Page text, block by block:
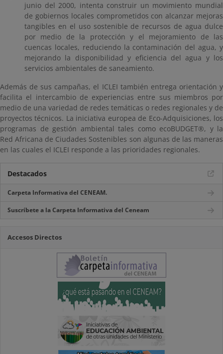
junio del 2000, intenta construir un movimiento mundial
de gobiernos locales comprometidos con alcanzar mejoras
tangibles en el uso sostenible de recursos de agua dulce
por medio de la protección y el mejoramiento de las
cuencas locales, reduciendo la contaminación del agua, y
mejorando la disponibilidad y eficiencia del agua y los
servicios ambientales de saneamiento.
Además de sus campañas, el ICLEI también entrega orientación y
facilita el intercambio de experiencias entre sus miembros por
medio de una variedad de redes temáticas o redes regionales y de
proyectos técnicos. La iniciativa europea de Eco-Adquisiciones, los
programas de gestión ambiental tales como ecoBUDGET®, y la
Red Africana de Ciudades Sostenibles son algunas de las maneras
en las cuales el ICLEI responde a las prioridades regionales.
Destacados
Carpeta Informativa del CENEAM.
Suscríbete a la Carpeta Informativa del Ceneam
Accesos Directos